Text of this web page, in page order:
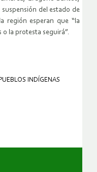
del estado de
región esperan que “la
la protesta seguirá”.
PUEBLOS INDÍGENAS